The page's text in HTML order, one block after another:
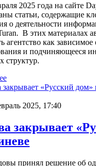
2025 года на сайте
статьи, содержащие
о деятельности
В этих материалах
агентство как зависимое
и подчиняющееся
структур.
2025, 17:40
закрывает
принял решение об